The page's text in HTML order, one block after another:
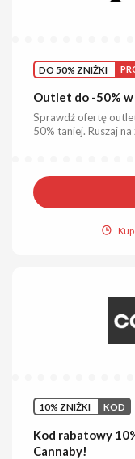
DO 50% ZNIŻKI
Outlet do -50%
Sprawdź ofertę
50% taniej. Ruszaj
10% ZNIŻKI KOD
Kod rabatowy
Cannaby!